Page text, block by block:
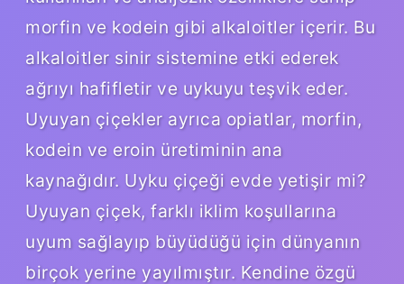
morfin ve kodein gibi alkaloitler içerir. Bu
alkaloitler sinir sistemine etki ederek
ağrıyı hafifletir ve uykuyu teşvik eder.
Uyuyan çiçekler ayrıca opiatlar, morfin,
kodein ve eroin üretiminin ana
kaynağıdır. Uyku çiçeği evde yetişir mi?
Uyuyan çiçek, farklı iklim koşullarına
uyum sağlayıp büyüdüğü için dünyanın
birçok yerine yayılmıştır. Kendine özgü